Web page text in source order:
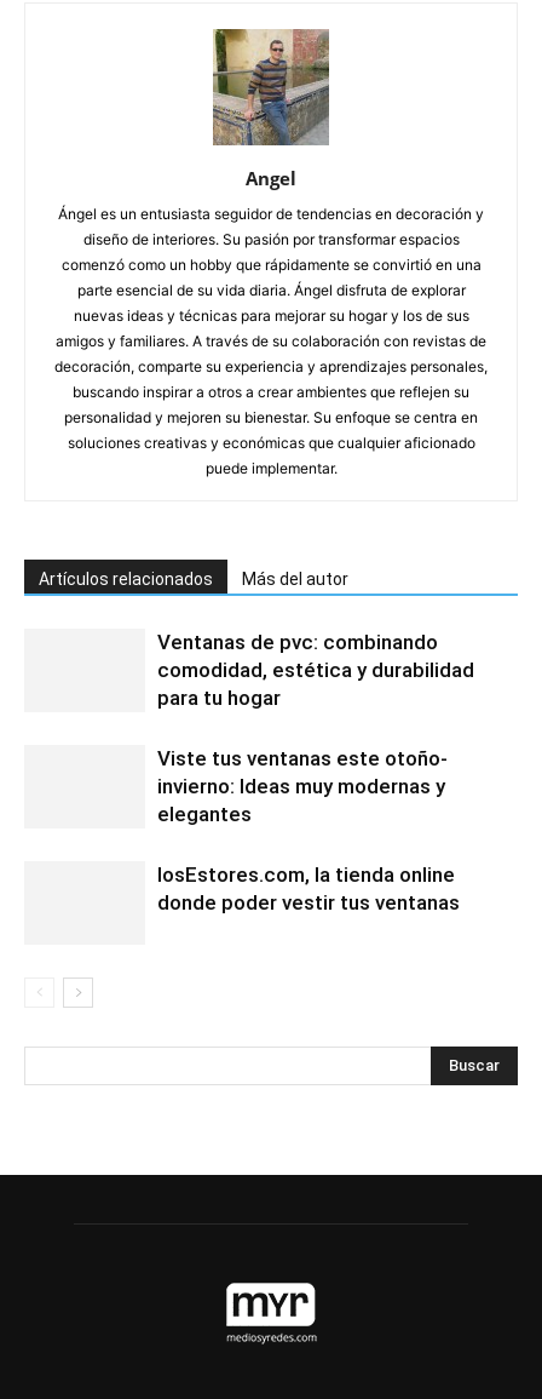
Angel
Ángel es un entusiasta seguidor de tendencias en decoración y
diseño de interiores. Su pasión por transformar espacios
comenzó como un hobby que rápidamente se convirtió en una
parte esencial de su vida diaria. Ángel disfruta de explorar
nuevas ideas y técnicas para mejorar su hogar y los de sus
amigos y familiares. A través de su colaboración con revistas de
decoración, comparte su experiencia y aprendizajes personales,
buscando inspirar a otros a crear ambientes que reflejen su
personalidad y mejoren su bienestar. Su enfoque se centra en
soluciones creativas y económicas que cualquier aficionado
puede implementar.
Artículos relacionados Más del autor
Ventanas de pvc: combinando
comodidad, estética y durabilidad
para tu hogar
Viste tus ventanas este otoño-
invierno: Ideas muy modernas y
elegantes
losEstores.com, la tienda online
donde poder vestir tus ventanas